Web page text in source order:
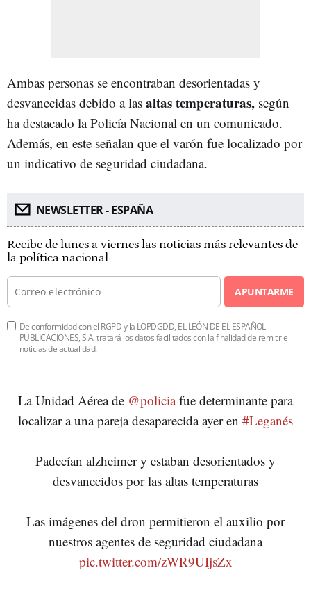
Ambas personas se encontraban desorientadas y
desvanecidas debido a las altas temperaturas, según
ha destacado la Policía Nacional en un comunicado.
Además, en este señalan que el varón fue localizado por
un indicativo de seguridad ciudadana.
NEWSLETTER - ESPAÑA
Recibe de lunes a viernes las noticias más relevantes de
la política nacional
APUNTARME
De conformidad con el RGPD y la LOPDGDD, EL LEÓN DE EL ESPAÑOL
PUBLICACIONES, S.A. tratará los datos facilitados con la finalidad de remitirle
noticias de actualidad.
La Unidad Aérea de @policiafue determinante para
localizar a una pareja desaparecida ayer en #Leganés
Padecían alzheimer y estaban desorientados y
desvanecidos por las altas temperaturas
Las imágenes del dron permitieron el auxilio por
nuestros agentes de seguridad ciudadana
pic.twitter.com/zWR9UIjsZx